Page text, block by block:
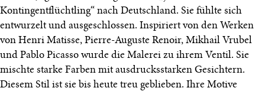
Kontingentflüchtling“ nach Deutschland. Sie fühlte sich
entwurzelt und ausgeschlossen. Inspiriert von den Werken
von Henri Matisse, Pierre-Auguste Renoir, Mikhail Vrubel
und Pablo Picasso wurde die Malerei zu ihrem Ventil. Sie
mischte starke Farben mit ausdrucksstarken Gesichtern.
Diesem Stil ist sie bis heute treu geblieben. Ihre Motive